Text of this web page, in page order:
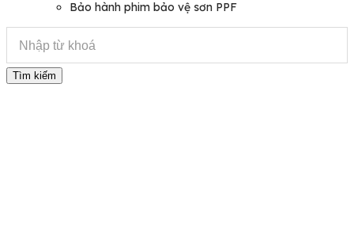
Bảo hành phim bảo vệ sơn PPF
Tìm kiếm